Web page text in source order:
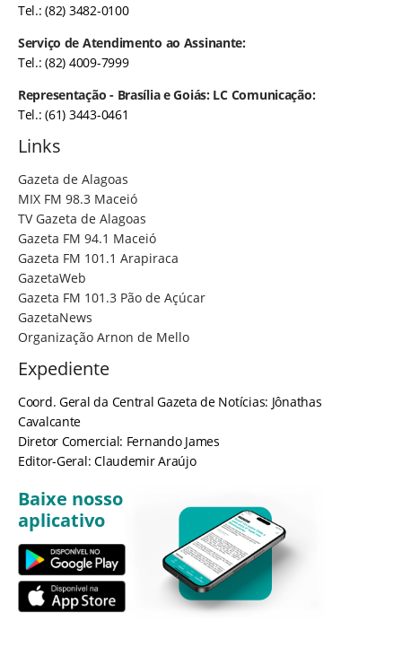
Tel.: (82) 3482-0100
Serviço de Atendimento ao Assinante:
Tel.: (82) 4009-7999
Representação - Brasília e Goiás: LC Comunicação:
Tel.: (61) 3443-0461
Links
Gazeta de Alagoas
MIX FM 98.3 Maceió
TV Gazeta de Alagoas
Gazeta FM 94.1 Maceió
Gazeta FM 101.1 Arapiraca
GazetaWeb
Gazeta FM 101.3 Pão de Açúcar
GazetaNews
Organização Arnon de Mello
Expediente
Coord. Geral da Central Gazeta de Notícias: Jônathas
Cavalcante
Diretor Comercial: Fernando James
Editor-Geral: Claudemir Araújo
Baixe nosso
aplicativo